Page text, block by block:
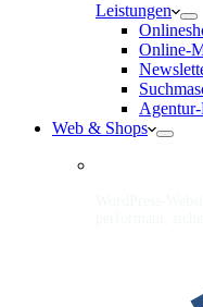
Leistungen
Online-
Web & Shops